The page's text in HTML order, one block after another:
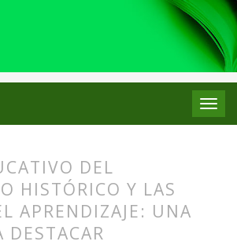
Núm. 28 (2022): Número Monográfico:
DEL
HISTÓRICO Y LAS
APRENDIZAJE: UNA
DESTACAR